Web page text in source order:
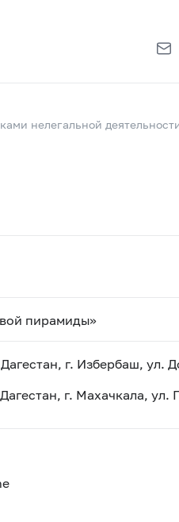
нелегальной
пирамиды»
г. Избербаш, ул.
г. Махачкала, ул.